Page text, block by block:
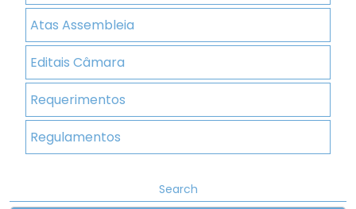
Atas Assembleia
Editais Câmara
Requerimentos
Regulamentos
Search